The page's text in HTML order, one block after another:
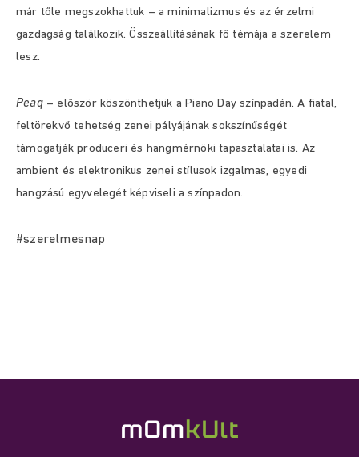
már tőle megszokhattuk – a minimalizmus és az érzelmi
gazdagság találkozik. Összeállításának fő témája a szerelem
lesz.
Peaq– először köszönthetjük a Piano Day színpadán. A fiatal,
feltörekvő tehetség zenei pályájának sokszínűségét
támogatják produceri és hangmérnöki tapasztalatai is. Az
ambient és elektronikus zenei stílusok izgalmas, egyedi
hangzású egyvelegét képviseli a színpadon.
#szerelmesnap